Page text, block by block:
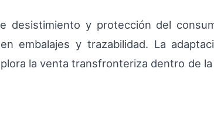
desistimiento y protección del
embalajes y trazabilidad. La
la venta transfronteriza dentro de la